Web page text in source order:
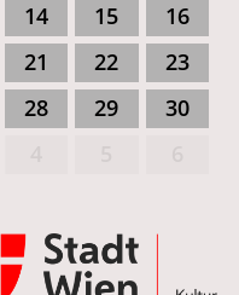
14 15
16
21 22
23
28 29
30